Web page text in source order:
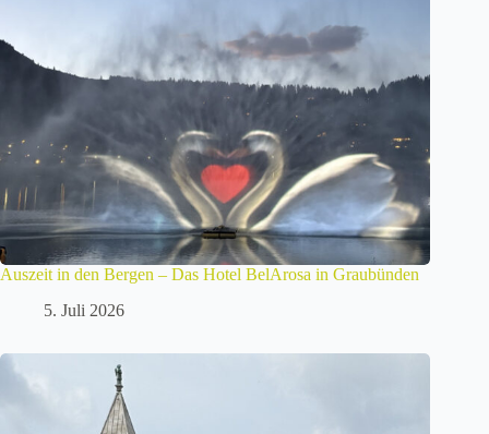
Auszeit in den Bergen – Das Hotel BelArosa in Graubünden
5. Juli 2026